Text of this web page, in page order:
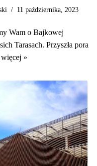
11 października, 2023
Wam o Bajkowej
Tarasach. Przyszła pora
»